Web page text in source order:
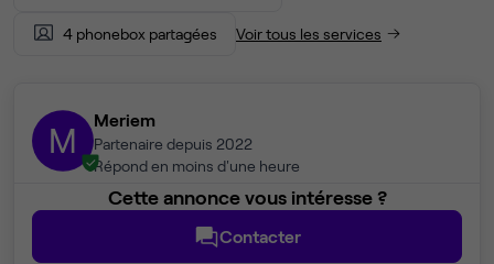
4 phonebox partagées Voir tous les services
M Meriem
Partenaire depuis 2022
Répond en moins d'une heure
Cette annonce vous intéresse ?
Contacter